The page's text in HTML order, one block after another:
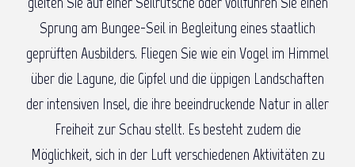
Sprung am Bungee-Seil in Begleitung eines staatlich
geprüften Ausbilders. Fliegen Sie wie ein Vogel im Himmel
über die Lagune, die Gipfel und die üppigen Landschaften
der intensiven Insel, die ihre beeindruckende Natur in aller
Freiheit zur Schau stellt. Es besteht zudem die
Möglichkeit, sich in der Luft verschiedenen Aktivitäten zu